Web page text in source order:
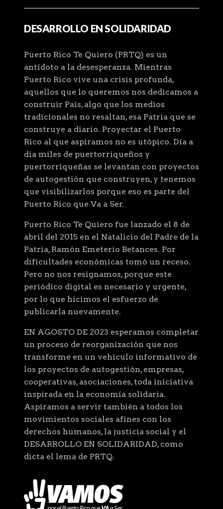
DESARROLLO EN SOLIDARIDAD
Puerto Rico Te Quiero (PRTQ) es un
antídoto a la desesperanza. Mientras
Puerto Rico vive una crisis profunda,
aquellos que lo queremos nos dedicamos a
construir País, algo que los medios
tradicionales no resaltan, esa Patria que se
construye a diario. Proyectar el Puerto
Rico al que aspiramos no es utópico. Día a
día miles de puertorriqueños y
puertorriqueñas se levantan con proyectos
de autogestión que construyen, y tenemos
que visibilizarlos porque eso es parte del
Puerto Rico que Va a Ser.
Puerto Rico Te Quiero fue lanzado el 8 de
abril del 2015 en el Natalicio del Padre de la
Patria, Ramón Emeterio Betances. Por
dificultades económicas tomó un receso.
Pero no nos resignamos, porque este
periódico digital es necesario y urgente,
por lo que hicimos el esfuerzo de
publicarla nuevamente.
EN AGOSTO DE 2023 esperamos completar
un proceso de reorganización que nos
transforme en un vehículo informativo de
los proyectos de autogestión, empresas,
cooperativas, asociaciones, toda iniciativa
inspirada en la economía solidaria.
Aspiramos a servir también a todos los
movimientos sociales afines con los
derechos humanos, la justicia social y el
DESARROLLO EN SOLIDARIDAD, como
dicta el lema de PRTQ.